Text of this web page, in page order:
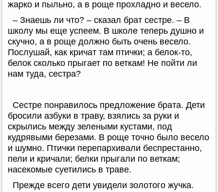
жарко и пыльно, а в роще прохладно и весело.
– Знаешь ли что? – сказал брат сестре. – В
школу мы еще успеем. В школе теперь душно и
скучно, а в роще должно быть очень весело.
Послушай, как кричат там птички; а белок-то,
белок сколько прыгает по веткам! Не пойти ли
нам туда, сестра?
Сестре понравилось предложение брата. Дети
бросили азбуки в траву, взялись за руки и
скрылись между зелеными кустами, под
кудрявыми березами. В роще точно было весело
и шумно. Птички перепархивали беспрестанно,
пели и кричали; белки прыгали по веткам;
насекомые суетились в траве.
Прежде всего дети увидели золотого жучка.